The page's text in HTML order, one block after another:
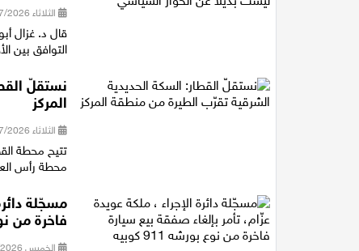
الثلاثاء 28/07/2026 18:16
قال د. غزال
التوافق بين
نستقلّ
المركز
الثلاثاء 28/07/2026 14:40
تتيح محطة
محطة رأس العين شمال خلال 11
مسجّلة
فاخرة من نوع
الخميس 23/07/2026 21:16